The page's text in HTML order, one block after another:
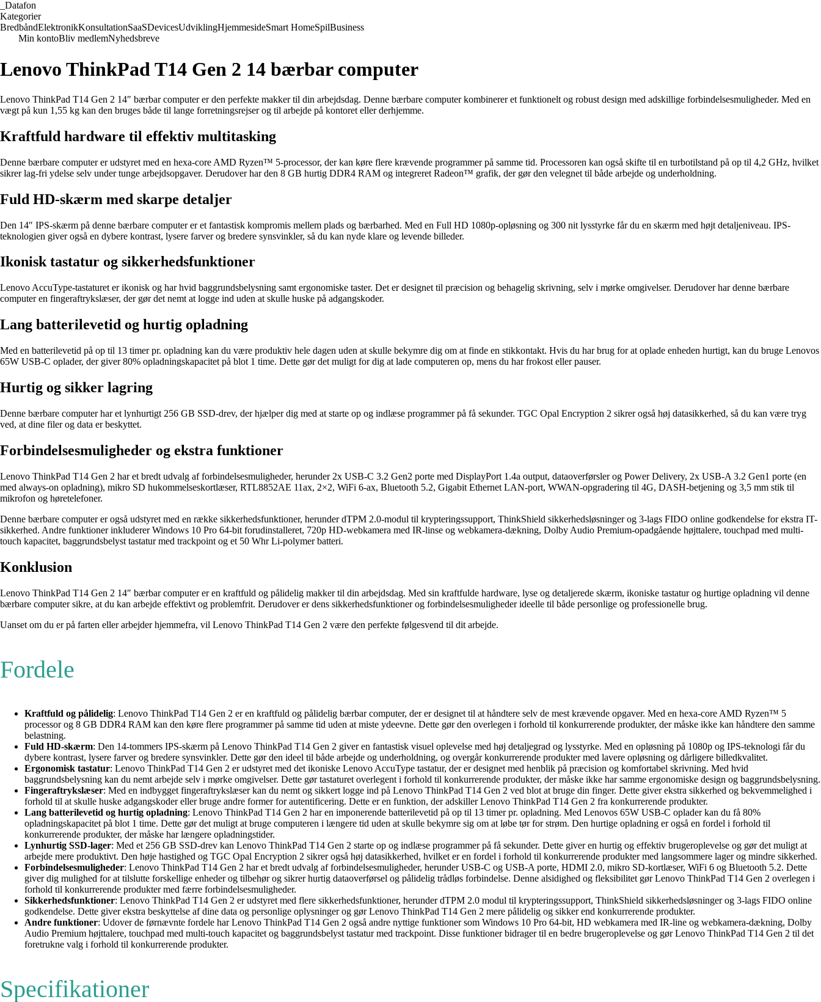
Datafon
Kategorier
BredbåndElektronikKonsultationSaaSDevicesUdviklingHjemmesideSmart HomeSpilBusiness
Min kontoBliv medlemNyhedsbreve
Lenovo ThinkPad T14 Gen 2 14 bærbar computer
Lenovo ThinkPad T14 Gen 2 14″ bærbar computer er den perfekte makker til din arbejdsdag. Denne bærbare computer kombinerer et funktionelt og robust design med adskillige forbindelsesmuligheder. Med en
vægt på kun 1,55 kg kan den bruges både til lange forretningsrejser og til arbejde på kontoret eller derhjemme.
Kraftfuld hardware til effektiv multitasking
Denne bærbare computer er udstyret med en hexa-core AMD Ryzen™ 5-processor, der kan køre flere krævende programmer på samme tid. Processoren kan også skifte til en turbotilstand på op til 4,2 GHz, hvilket
sikrer lag-fri ydelse selv under tunge arbejdsopgaver. Derudover har den 8 GB hurtig DDR4 RAM og integreret Radeon™ grafik, der gør den velegnet til både arbejde og underholdning.
Fuld HD-skærm med skarpe detaljer
Den 14″ IPS-skærm på denne bærbare computer er et fantastisk kompromis mellem plads og bærbarhed. Med en Full HD 1080p-opløsning og 300 nit lysstyrke får du en skærm med højt detaljeniveau. IPS-
teknologien giver også en dybere kontrast, lysere farver og bredere synsvinkler, så du kan nyde klare og levende billeder.
Ikonisk tastatur og sikkerhedsfunktioner
Lenovo AccuType-tastaturet er ikonisk og har hvid baggrundsbelysning samt ergonomiske taster. Det er designet til præcision og behagelig skrivning, selv i mørke omgivelser. Derudover har denne bærbare
computer en fingeraftrykslæser, der gør det nemt at logge ind uden at skulle huske på adgangskoder.
Lang batterilevetid og hurtig opladning
Med en batterilevetid på op til 13 timer pr. opladning kan du være produktiv hele dagen uden at skulle bekymre dig om at finde en stikkontakt. Hvis du har brug for at oplade enheden hurtigt, kan du bruge Lenovos
65W USB-C oplader, der giver 80% opladningskapacitet på blot 1 time. Dette gør det muligt for dig at lade computeren op, mens du har frokost eller pauser.
Hurtig og sikker lagring
Denne bærbare computer har et lynhurtigt 256 GB SSD-drev, der hjælper dig med at starte op og indlæse programmer på få sekunder. TGC Opal Encryption 2 sikrer også høj datasikkerhed, så du kan være tryg
ved, at dine filer og data er beskyttet.
Forbindelsesmuligheder og ekstra funktioner
Lenovo ThinkPad T14 Gen 2 har et bredt udvalg af forbindelsesmuligheder, herunder 2x USB-C 3.2 Gen2 porte med DisplayPort 1.4a output, dataoverførsler og Power Delivery, 2x USB-A 3.2 Gen1 porte (en
med always-on opladning), mikro SD hukommelseskortlæser, RTL8852AE 11ax, 2×2, WiFi 6-ax, Bluetooth 5.2, Gigabit Ethernet LAN-port, WWAN-opgradering til 4G, DASH-betjening og 3,5 mm stik til
mikrofon og høretelefoner.
Denne bærbare computer er også udstyret med en række sikkerhedsfunktioner, herunder dTPM 2.0-modul til krypteringssupport, ThinkShield sikkerhedsløsninger og 3-lags FIDO online godkendelse for ekstra IT-
sikkerhed. Andre funktioner inkluderer Windows 10 Pro 64-bit forudinstalleret, 720p HD-webkamera med IR-linse og webkamera-dækning, Dolby Audio Premium-opadgående højttalere, touchpad med multi-
touch kapacitet, baggrundsbelyst tastatur med trackpoint og et 50 Whr Li-polymer batteri.
Konklusion
Lenovo ThinkPad T14 Gen 2 14″ bærbar computer er en kraftfuld og pålidelig makker til din arbejdsdag. Med sin kraftfulde hardware, lyse og detaljerede skærm, ikoniske tastatur og hurtige opladning vil denne
bærbare computer sikre, at du kan arbejde effektivt og problemfrit. Derudover er dens sikkerhedsfunktioner og forbindelsesmuligheder ideelle til både personlige og professionelle brug.
Uanset om du er på farten eller arbejder hjemmefra, vil Lenovo ThinkPad T14 Gen 2 være den perfekte følgesvend til dit arbejde.
Fordele
Kraftfuld og pålidelig: Lenovo ThinkPad T14 Gen 2 er en kraftfuld og pålidelig bærbar computer, der er designet til at håndtere selv de mest krævende opgaver. Med en hexa-core AMD Ryzen™ 5
processor og 8 GB DDR4 RAM kan den køre flere programmer på samme tid uden at miste ydeevne. Dette gør den overlegen i forhold til konkurrerende produkter, der måske ikke kan håndtere den samme
belastning.
Fuld HD-skærm: Den 14-tommers IPS-skærm på Lenovo ThinkPad T14 Gen 2 giver en fantastisk visuel oplevelse med høj detaljegrad og lysstyrke. Med en opløsning på 1080p og IPS-teknologi får du
dybere kontrast, lysere farver og bredere synsvinkler. Dette gør den ideel til både arbejde og underholdning, og overgår konkurrerende produkter med lavere opløsning og dårligere billedkvalitet.
Ergonomisk tastatur: Lenovo ThinkPad T14 Gen 2 er udstyret med det ikoniske Lenovo AccuType tastatur, der er designet med henblik på præcision og komfortabel skrivning. Med hvid
baggrundsbelysning kan du nemt arbejde selv i mørke omgivelser. Dette gør tastaturet overlegent i forhold til konkurrerende produkter, der måske ikke har samme ergonomiske design og baggrundsbelysning.
Fingeraftrykslæser: Med en indbygget fingeraftrykslæser kan du nemt og sikkert logge ind på Lenovo ThinkPad T14 Gen 2 ved blot at bruge din finger. Dette giver ekstra sikkerhed og bekvemmelighed i
forhold til at skulle huske adgangskoder eller bruge andre former for autentificering. Dette er en funktion, der adskiller Lenovo ThinkPad T14 Gen 2 fra konkurrerende produkter.
Lang batterilevetid og hurtig opladning: Lenovo ThinkPad T14 Gen 2 har en imponerende batterilevetid på op til 13 timer pr. opladning. Med Lenovos 65W USB-C oplader kan du få 80%
opladningskapacitet på blot 1 time. Dette gør det muligt at bruge computeren i længere tid uden at skulle bekymre sig om at løbe tør for strøm. Den hurtige opladning er også en fordel i forhold til
konkurrerende produkter, der måske har længere opladningstider.
Lynhurtig SSD-lager: Med et 256 GB SSD-drev kan Lenovo ThinkPad T14 Gen 2 starte op og indlæse programmer på få sekunder. Dette giver en hurtig og effektiv brugeroplevelse og gør det muligt at
arbejde mere produktivt. Den høje hastighed og TGC Opal Encryption 2 sikrer også høj datasikkerhed, hvilket er en fordel i forhold til konkurrerende produkter med langsommere lager og mindre sikkerhed.
Forbindelsesmuligheder: Lenovo ThinkPad T14 Gen 2 har et bredt udvalg af forbindelsesmuligheder, herunder USB-C og USB-A porte, HDMI 2.0, mikro SD-kortlæser, WiFi 6 og Bluetooth 5.2. Dette
giver dig mulighed for at tilslutte forskellige enheder og tilbehør og sikrer hurtig dataoverførsel og pålidelig trådløs forbindelse. Denne alsidighed og fleksibilitet gør Lenovo ThinkPad T14 Gen 2 overlegen i
forhold til konkurrerende produkter med færre forbindelsesmuligheder.
Sikkerhedsfunktioner: Lenovo ThinkPad T14 Gen 2 er udstyret med flere sikkerhedsfunktioner, herunder dTPM 2.0 modul til krypteringssupport, ThinkShield sikkerhedsløsninger og 3-lags FIDO online
godkendelse. Dette giver ekstra beskyttelse af dine data og personlige oplysninger og gør Lenovo ThinkPad T14 Gen 2 mere pålidelig og sikker end konkurrerende produkter.
Andre funktioner: Udover de førnævnte fordele har Lenovo ThinkPad T14 Gen 2 også andre nyttige funktioner som Windows 10 Pro 64-bit, HD webkamera med IR-line og webkamera-dækning, Dolby
Audio Premium højttalere, touchpad med multi-touch kapacitet og baggrundsbelyst tastatur med trackpoint. Disse funktioner bidrager til en bedre brugeroplevelse og gør Lenovo ThinkPad T14 Gen 2 til det
foretrukne valg i forhold til konkurrerende produkter.
Specifikationer